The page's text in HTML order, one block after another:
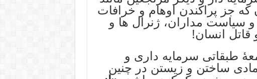
که جز پراکندن اوهام و خرافات
و سیاست مداران، ژنرال ها و
قاتل انسان!
طبقاتی سرمایه داری و
مادی ساختن و زیستن در چنین